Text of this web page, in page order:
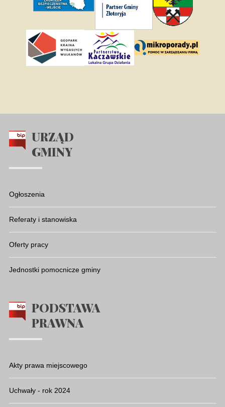
URZĄD
GMINY
Ogłoszenia
Referaty i stanowiska
Oferty pracy
Jednostki pomocnicze gminy
PODSTAWA
PRAWNA
Akty prawa miejscowego
Uchwały - rok 2024